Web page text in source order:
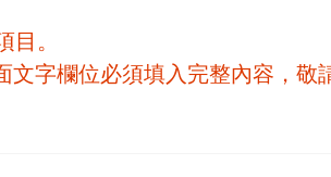
。
字欄位必須填入完整內容，敬